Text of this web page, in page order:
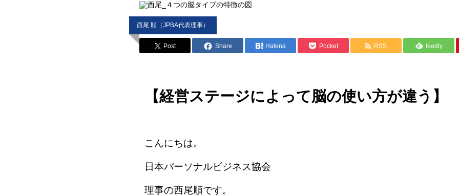
西尾 順（JPBA代表理事）
Post Share Hatena Pocket RSS feedly
【経営ステージによって脳の使い方が違う】
こんにちは。
日本パーソナルビジネス協会
理事の西尾順です。